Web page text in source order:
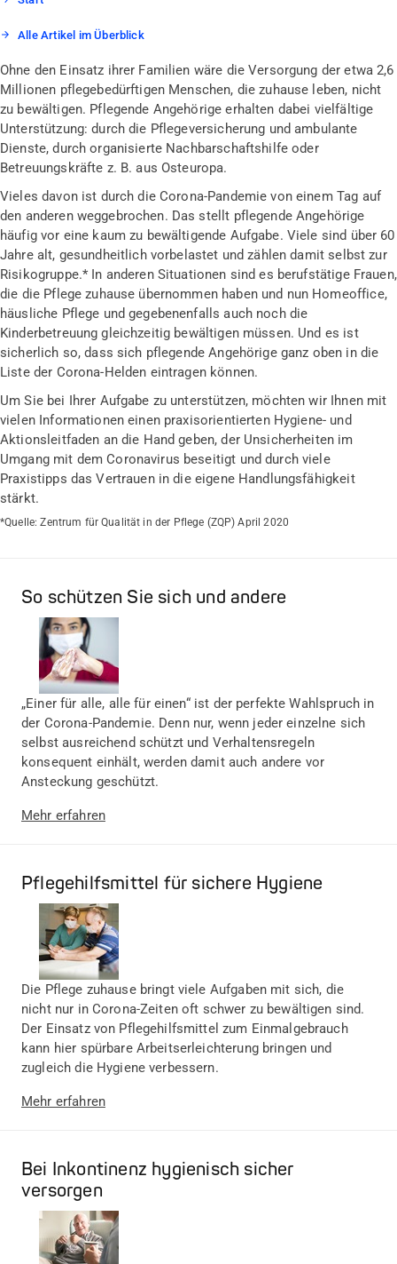
Alle Artikel im Überblick
Ohne den Einsatz ihrer Familien wäre die Versorgung der etwa 2,6
Millionen pflegebedürftigen Menschen, die zuhause leben, nicht
zu bewältigen. Pflegende Angehörige erhalten dabei vielfältige
Unterstützung: durch die Pflegeversicherung und ambulante
Dienste, durch organisierte Nachbarschaftshilfe oder
Betreuungskräfte z. B. aus Osteuropa.
Vieles davon ist durch die Corona-Pandemie von einem Tag auf
den anderen weggebrochen. Das stellt pflegende Angehörige
häufig vor eine kaum zu bewältigende Aufgabe. Viele sind über 60
Jahre alt, gesundheitlich vorbelastet und zählen damit selbst zur
Risikogruppe.* In anderen Situationen sind es berufstätige Frauen,
die die Pflege zuhause übernommen haben und nun Homeoffice,
häusliche Pflege und gegebenenfalls auch noch die
Kinderbetreuung gleichzeitig bewältigen müssen. Und es ist
sicherlich so, dass sich pflegende Angehörige ganz oben in die
Liste der Corona-Helden eintragen können.
Um Sie bei Ihrer Aufgabe zu unterstützen, möchten wir Ihnen mit
vielen Informationen einen praxisorientierten Hygiene- und
Aktionsleitfaden an die Hand geben, der Unsicherheiten im
Umgang mit dem Coronavirus beseitigt und durch viele
Praxistipps das Vertrauen in die eigene Handlungsfähigkeit
stärkt.
*Quelle: Zentrum für Qualität in der Pflege (ZQP) April 2020
So schützen Sie sich und andere
„Einer für alle, alle für einen“ ist der perfekte Wahlspruch in
der Corona-Pandemie. Denn nur, wenn jeder einzelne sich
selbst ausreichend schützt und Verhaltensregeln
konsequent einhält, werden damit auch andere vor
Ansteckung geschützt.
Mehr erfahren
Pflegehilfsmittel für sichere Hygiene
Die Pflege zuhause bringt viele Aufgaben mit sich, die
nicht nur in Corona-Zeiten oft schwer zu bewältigen sind.
Der Einsatz von Pflegehilfsmittel zum Einmalgebrauch
kann hier spürbare Arbeitserleichterung bringen und
zugleich die Hygiene verbessern.
Mehr erfahren
Bei Inkontinenz hygienisch sicher
versorgen